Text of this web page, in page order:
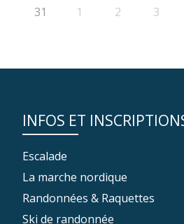
31 1 2 3
INFOS ET
Escalade
La marche nordique
Randonnées & Raquettes
Ski de randonnée